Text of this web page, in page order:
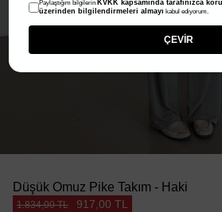
Düşük Omuz Pike Takım - Haki
1.834,00 TL 917,00 TL
Paylaştığım bilgilerin KVKK kapsamında tarafınızca
üzerinden bilgilendirmeleri almayı kabul ediyorum.
ÇEVİR